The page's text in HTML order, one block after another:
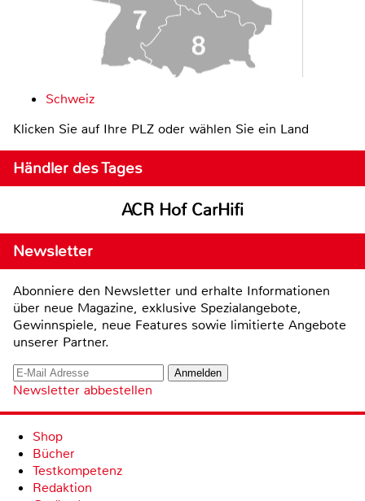
Schweiz
Klicken Sie auf Ihre PLZ oder wählen Sie ein Land
Händler des Tages
ACR Hof CarHifi
Newsletter
Abonniere den Newsletter und erhalte Informationen
über neue Magazine, exklusive Spezialangebote,
Gewinnspiele, neue Features sowie limitierte Angebote
unserer Partner.
Newsletter abbestellen
Shop
Bücher
Testkompetenz
Redaktion